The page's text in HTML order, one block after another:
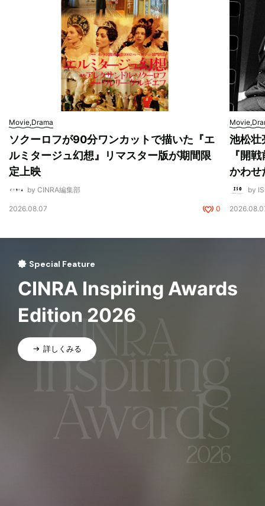
Movie,Drama
ソクーロフが90分ワンカットで描いた『エ
ルミタージュ幻想』リマスター版が期間限
定上映
by CINRA編集部
2026.08.07 0
池松壮
『開
かわせ
by
Special Feature
CINRA Inspiring Awards
Edition 2026
詳しくみる